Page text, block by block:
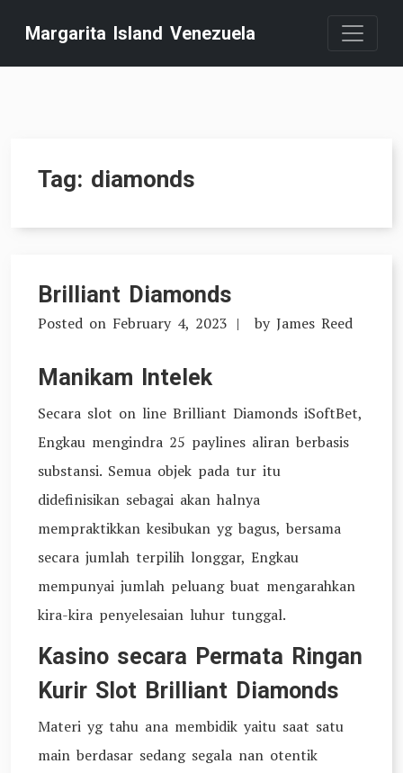
content
Margarita Island Venezuela
Tag: diamonds
Brilliant Diamonds
Posted on February 4, 2023 by James Reed
Manikam Intelek
Secara slot on line Brilliant Diamonds iSoftBet,
Engkau mengindra 25 paylines aliran berbasis
substansi. Semua objek pada tur itu
didefinisikan sebagai akan halnya
mempraktikkan kesibukan yg bagus, bersama
secara jumlah terpilih longgar, Engkau
mempunyai jumlah peluang buat mengarahkan
kira-kira penyelesaian luhur tunggal.
Kasino secara Permata Ringan
Kurir Slot Brilliant Diamonds
Materi yg tahu ana membidik yaitu saat satu
main berdasar sedang segala nan otentik